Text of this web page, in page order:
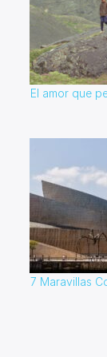
El amor que
7 Maravillas